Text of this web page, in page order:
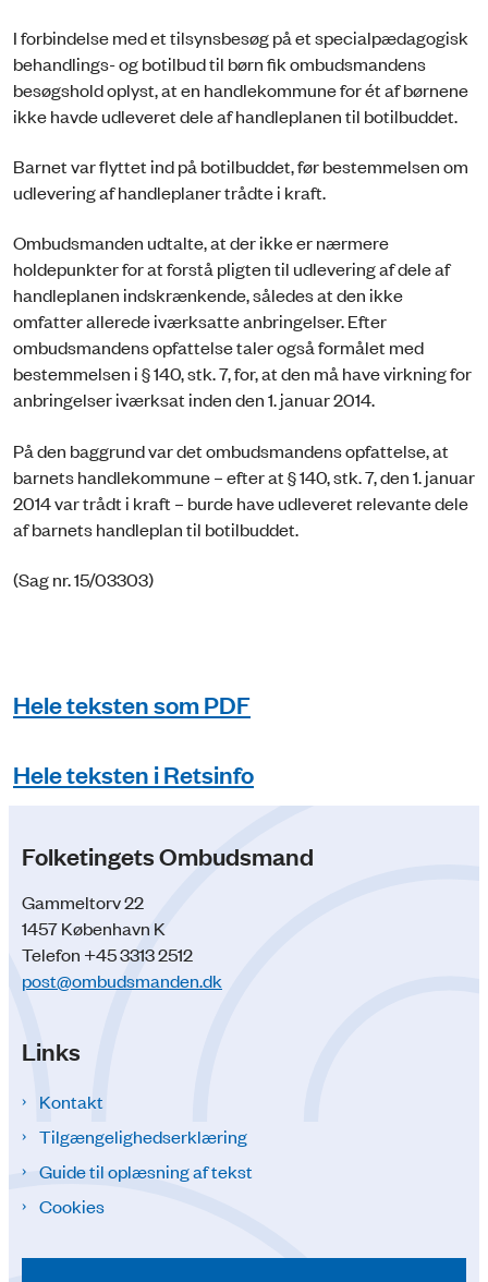
I forbindelse med et tilsynsbesøg på et specialpædagogisk
behandlings- og botilbud til børn fik ombudsmandens
besøgshold oplyst, at en handlekommune for ét af børnene
ikke havde udleveret dele af handleplanen til botilbuddet.
Barnet var flyttet ind på botilbuddet, før bestemmelsen om
udlevering af handleplaner trådte i kraft.
Ombudsmanden udtalte, at der ikke er nærmere
holdepunkter for at forstå pligten til udlevering af dele af
handleplanen indskrænkende, således at den ikke
omfatter allerede iværksatte anbringelser. Efter
ombudsmandens opfattelse taler også formålet med
bestemmelsen i § 140, stk. 7, for, at den må have virkning for
anbringelser iværksat inden den 1. januar 2014.
På den baggrund var det ombudsmandens opfattelse, at
barnets handlekommune – efter at § 140, stk. 7, den 1. januar
2014 var trådt i kraft – burde have udleveret relevante dele
af barnets handleplan til botilbuddet.
(Sag nr. 15/03303)
Hele teksten som PDF
Hele teksten i Retsinfo
Folketingets Ombudsmand
Gammeltorv 22
1457 København K
Telefon +45 3313 2512
post@ombudsmanden.dk
Links
Kontakt
Tilgængelighedserklæring
Guide til oplæsning af tekst
Cookies